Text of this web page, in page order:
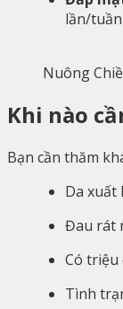
lần/
Nuông
Khi nào
Bạn cần thăm
Da xuất
Đau rát
Có triệu
Tình